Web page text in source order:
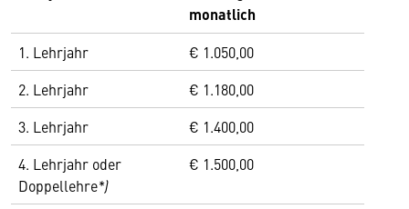
monatlich
1. Lehrjahr
€ 1.050,00
2. Lehrjahr
€ 1.180,00
3. Lehrjahr
€ 1.400,00
4. Lehrjahr oder
Doppellehre*)
€ 1.500,00